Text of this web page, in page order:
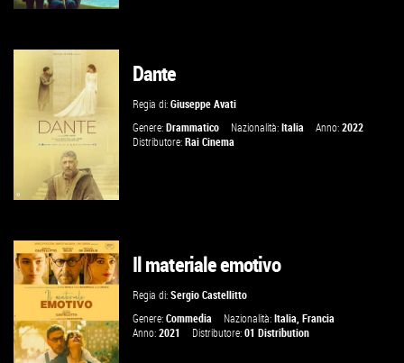
GUARDA IL TRAILER
VAI ALLA SCHEDA
GUARDA IL TRAILER
VAI ALLA SCHEDA
Dante
Regia di:Giuseppe Avati
Genere:Drammatico Nazionalità:Italia Anno:2022
Distributore:Rai Cinema
Il materiale emotivo
Regia di:Sergio Castellitto
Genere:Commedia Nazionalità:Italia,Francia
Anno:2021 Distributore:01 Distribution